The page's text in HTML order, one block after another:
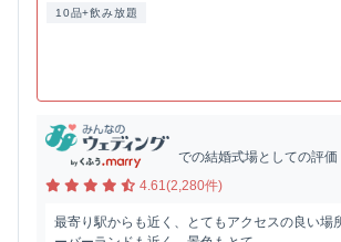
10品+飲み放題
での結婚式場としての評価
4.61(2,280件)
最寄り駅からも近く、とてもアクセスの良い場